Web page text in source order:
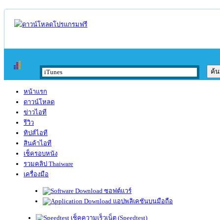
หน้าแรก
ดาวน์โหลด
ข่าวไอที
รีวิว
ทิปส์ไอที
สินค้าไอที
เช็ครอบหนัง
รวมคลิป Thaiware
เครื่องมือ
ซอฟต์แวร์
แอปพลิเคชันบนมือถือ
เช็คความเร็วเน็ต (Speedtest)